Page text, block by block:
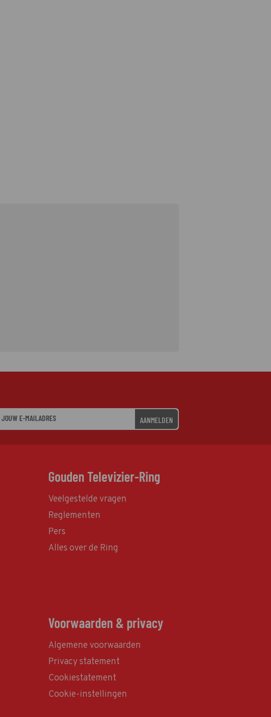
AANMELDEN
Gouden Televizier-Ring
Veelgestelde vragen
Reglementen
Pers
Alles over de Ring
Voorwaarden & privacy
Algemene voorwaarden
Privacy statement
Cookiestatement
Cookie-instellingen